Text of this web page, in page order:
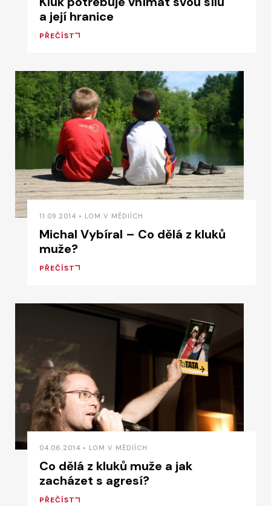
a její hranice
PŘEČÍST
11.09.2014 • LOM V MÉDIÍCH
Michal Vybíral – Co dělá z kluků
muže?
PŘEČÍST
04.06.2014 • LOM V MÉDIÍCH
Co dělá z kluků muže a jak
zacházet s agresí?
PŘEČÍST